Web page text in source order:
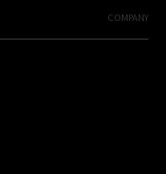
COMPANY